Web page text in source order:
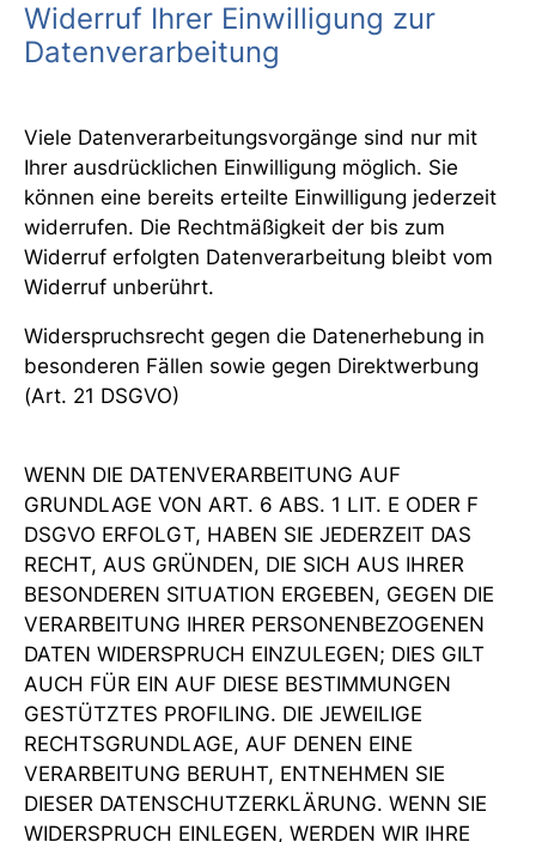
Widerruf Ihrer Einwilligung zur
Datenverarbeitung
Viele Datenverarbeitungsvorgänge sind nur mit
Ihrer ausdrücklichen Einwilligung möglich. Sie
können eine bereits erteilte Einwilligung jederzeit
widerrufen. Die Rechtmäßigkeit der bis zum
Widerruf erfolgten Datenverarbeitung bleibt vom
Widerruf unberührt.
Widerspruchsrecht gegen die Datenerhebung in
besonderen Fällen sowie gegen Direktwerbung
(Art. 21 DSGVO)
WENN DIE DATENVERARBEITUNG AUF
GRUNDLAGE VON ART. 6 ABS. 1 LIT. E ODER F
DSGVO ERFOLGT, HABEN SIE JEDERZEIT DAS
RECHT, AUS GRÜNDEN, DIE SICH AUS IHRER
BESONDEREN SITUATION ERGEBEN, GEGEN DIE
VERARBEITUNG IHRER PERSONENBEZOGENEN
DATEN WIDERSPRUCH EINZULEGEN; DIES GILT
AUCH FÜR EIN AUF DIESE BESTIMMUNGEN
GESTÜTZTES PROFILING. DIE JEWEILIGE
RECHTSGRUNDLAGE, AUF DENEN EINE
VERARBEITUNG BERUHT, ENTNEHMEN SIE
DIESER DATENSCHUTZERKLÄRUNG. WENN SIE
WIDERSPRUCH EINLEGEN, WERDEN WIR IHRE